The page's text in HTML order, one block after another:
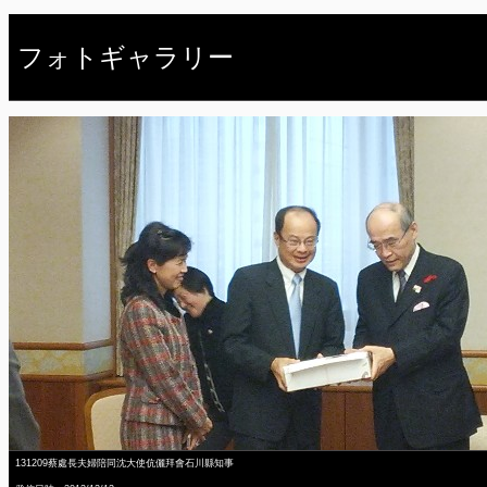
フォトギャラリー
131209蔡處長夫婦陪同沈大使伉儷拜會石川縣知事